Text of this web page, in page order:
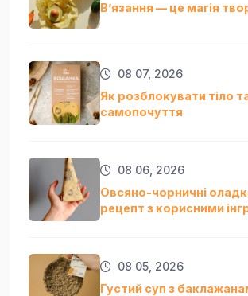
Вʼязання — це магія
08 07, 2026
Як розблокувати тіло
самопочуття
08 06, 2026
Овсяно-чорничні
рецепт з корисними
08 05, 2026
Густий суп з